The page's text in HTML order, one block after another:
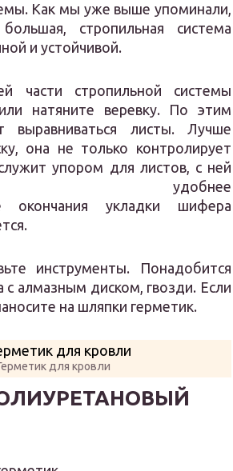
Как мы уже выше упоминали,
стропильная система
и устойчивой.
части стропильной системы
натяните веревку. По этим
выравниваться листы. Лучше
она не только контролирует
упором для листов, с ней
удобнее
окончания укладки шифера
инструменты. Понадобится
с алмазным диском, гвозди. Если
на шляпки герметик.
для кровли